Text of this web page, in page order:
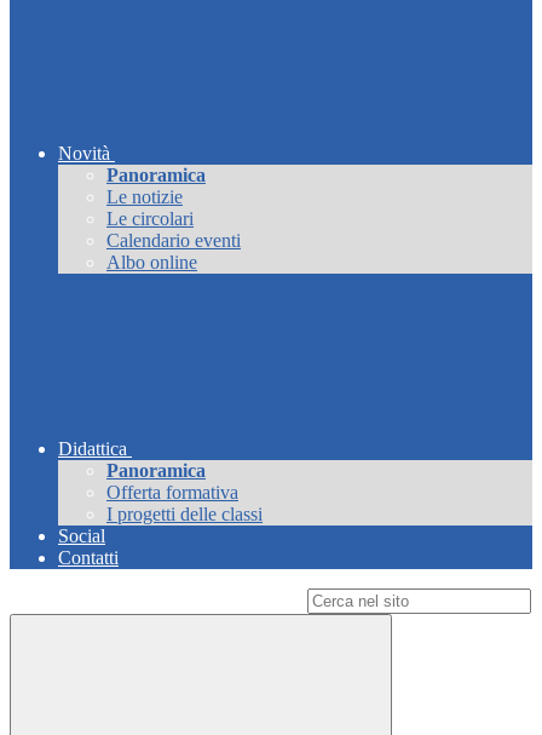
Novità
Panoramica
Le notizie
Le circolari
Calendario eventi
Albo online
Didattica
Panoramica
Offerta formativa
I progetti delle classi
Social
Contatti